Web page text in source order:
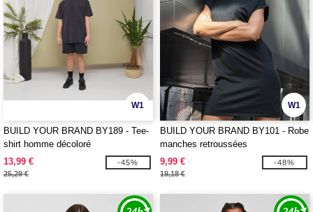
W1
BUILD YOUR BRAND BY189 - Tee-
shirt homme décoloré
13,99 €
25,29 €
-45%
W1
BUILD YOUR BRAND BY101 - Robe
manches retroussées
9,99 €
19,18 €
-48%